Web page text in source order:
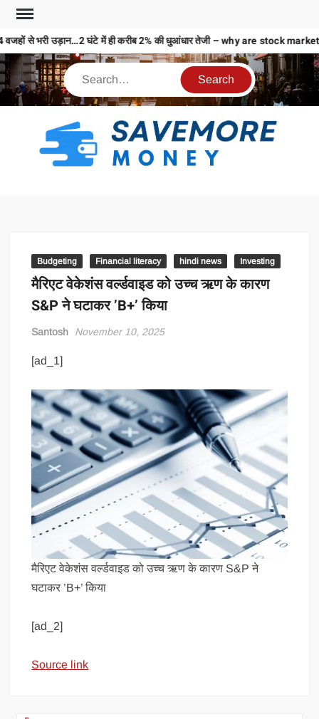
वजहों से भरी उड़ान…2 घंटे में ही करीब 2% की धुआंधार तेजी – why are stock
Budgeting Financial literacy hindi news Investing
मैरिएट वेकेशंस वर्ल्डवाइड को उच्च ऋण के कारण
S&P ने घटाकर ’B+’ किया
Santosh November 10, 2025
[ad_1]
मैरिएट वेकेशंस वर्ल्डवाइड को उच्च ऋण के कारण S&P ने
घटाकर ’B+’ किया
[ad_2]
Source link